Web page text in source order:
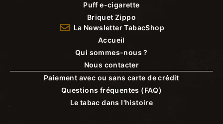
Puff e-cigarette
Briquet Zippo
La Newsletter TabacShop
Accueil
Qui sommes-nous ?
Nous contacter
Paiement avec ou sans carte de crédit
Questions fréquentes (FAQ)
Le tabac dans l'histoire